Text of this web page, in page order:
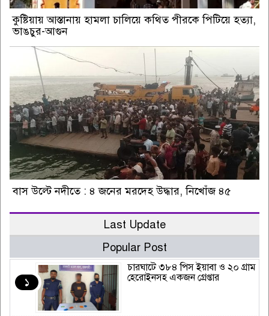
কুষ্টিয়ায় আস্তানায় হামলা চালিয়ে কথিত পীরকে পিটিয়ে হত্যা,
ভাঙচুর-আগুন
বাস উল্টে নদীতে : ৪ জনের মরদেহ উদ্ধার, নিখোঁজ ৪৫
Last Update
Popular Post
১
চারঘাটে ৩৮৪ পিস ইয়াবা ও ২০ গ্রাম
হেরোইনসহ একজন গ্রেপ্তার